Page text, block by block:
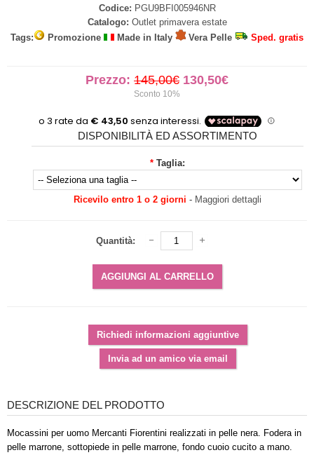
Codice: PGU9BFI005946NR
Catalogo: Outlet primavera estate
Tags:
Promozione Made in Italy Vera Pelle Sped. gratis
Prezzo: 145,00€ 130,50€
Sconto 10%
DISPONIBILITÀ ED ASSORTIMENTO
* Taglia:
Ricevilo entro 1 o 2 giorni - Maggiori dettagli
Quantità:
DESCRIZIONE DEL PRODOTTO
Mocassini per uomo Mercanti Fiorentini realizzati in pelle nera. Fodera in
pelle marrone, sottopiede in pelle marrone, fondo cuoio cucito a mano.